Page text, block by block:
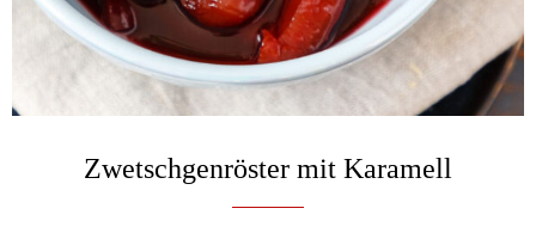
Zwetschgenröster mit Karamell